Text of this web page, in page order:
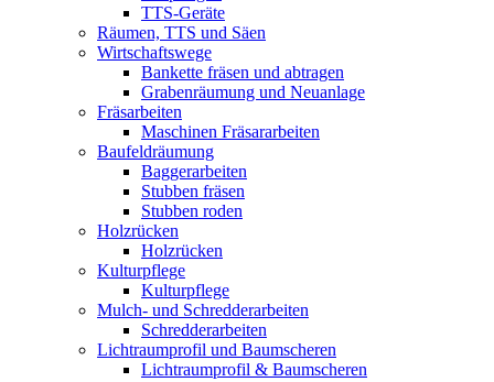
TTS-Geräte
Räumen, TTS und Säen
Wirtschaftswege
Bankette fräsen und abtragen
Grabenräumung und Neuanlage
Fräsarbeiten
Maschinen Fräsararbeiten
Baufeldräumung
Baggerarbeiten
Stubben fräsen
Stubben roden
Holzrücken
Holzrücken
Kulturpflege
Kulturpflege
Mulch- und Schredderarbeiten
Schredderarbeiten
Lichtraumprofil und Baumscheren
Lichtraumprofil & Baumscheren